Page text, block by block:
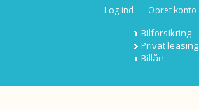
Log ind Opret konto
Bilforsikring
Privat leasing
Billån